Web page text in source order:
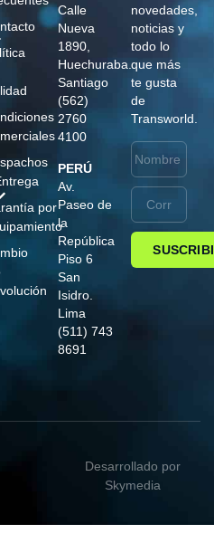
por
Calle
Nueva
1890,
Huechuraba.
Santiago
(562)
2760
4100
PERÚ
Av.
Paseo de
la
República
Piso 6
San
Isidro.
Lima
(511) 743
8691
novedades,
noticias y
todo lo
que más
te gusta
de
Transworld.
Desarrollado por
Skymedia